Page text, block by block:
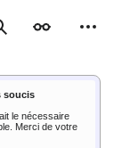
Apparence
soucis
le nécessaire
Merci de votre